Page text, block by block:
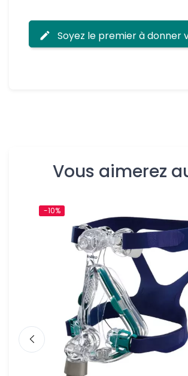
Soyez le premier à donner
Vous aimerez
-10%